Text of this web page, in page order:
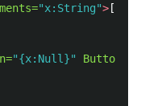
"x:String">
"{x:Null}" Buttons=